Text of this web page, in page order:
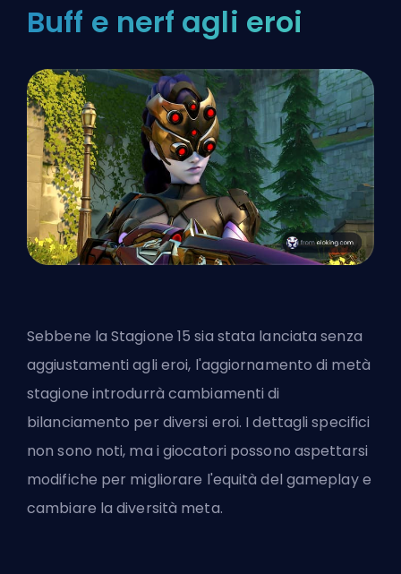
Buff e nerf agli eroi
Sebbene la Stagione 15 sia stata lanciata senza
aggiustamenti agli eroi, l'aggiornamento di metà
stagione introdurrà cambiamenti di
bilanciamento per diversi eroi. I dettagli specifici
non sono noti, ma i giocatori possono aspettarsi
modifiche per migliorare l'equità del gameplay e
cambiare la diversità meta.